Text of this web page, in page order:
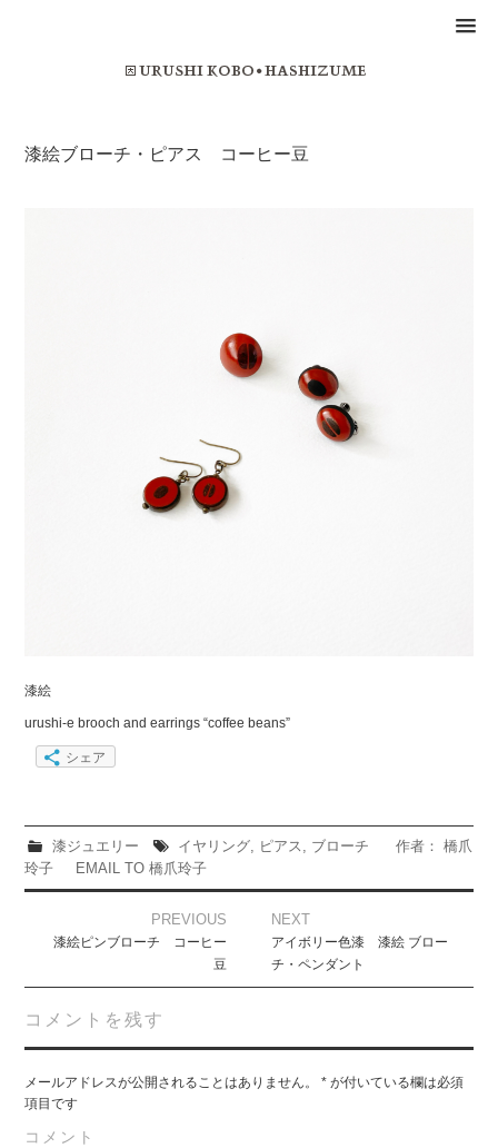
漆絵ブローチ・ピアス コーヒー豆
漆絵
urushi-e brooch and earrings “coffee beans”
シェア
漆ジュエリー イヤリング, ピアス , ブローチ
作者： 橋爪
玲子
EMAIL TO 橋爪玲子
navigation
PREVIOUS
漆絵ピンブローチ コーヒー
豆
NEXT
アイボリー色漆 漆絵 ブロー
チ・ペンダント
コメントを残す
メールアドレスが公開されることはありません。 * が付いている欄は必須
項目です
コメント